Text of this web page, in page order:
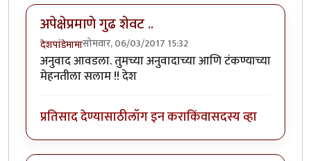
अपेक्षेप्रमाणे गुढ शेवट ..
देशपांडेमामासोमवार, 06/03/2017 15:32
अनुवाद आवडला. तुमच्या अनुवादाच्या आणि टंकण्याच्या
मेहनतीला सलाम !! देश
प्रतिसाद देण्यासाठीलॉग इन कराकिंवासदस्य व्हा